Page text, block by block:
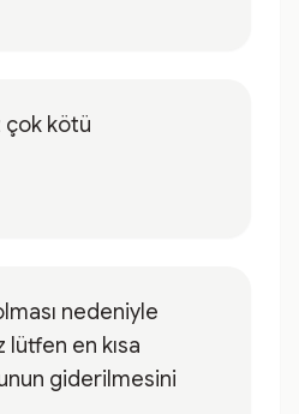
çok kötü
nedeniyle
en kısa
giderilmesini